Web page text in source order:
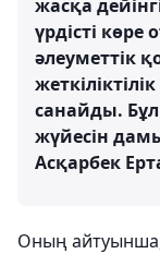
жасқа
үрдісті
әлеуметтік
санайды.
жүйесін
Асқарбек
Оның айтуынша,